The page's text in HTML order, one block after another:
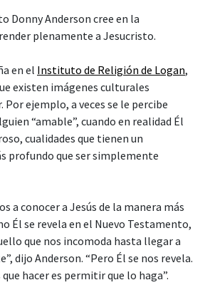
Donny Anderson cree en la
plenamente a Jesucristo.
en el Instituto de Religión de Logan,
existen imágenes culturales
Por ejemplo, a veces se le percibe
“amable”, cuando en realidad Él
cualidades que tienen un
profundo que ser simplemente
a conocer a Jesús de la manera más
Él se revela en el Nuevo Testamento,
que nos incomoda hasta llegar a
dijo Anderson. “Pero Él se nos revela.
hacer es permitir que lo haga”.